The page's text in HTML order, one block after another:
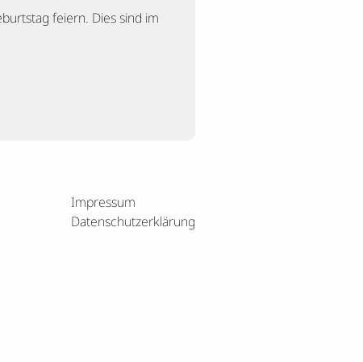
feiern. Dies sind im
Impressum
Datenschutzerklärung